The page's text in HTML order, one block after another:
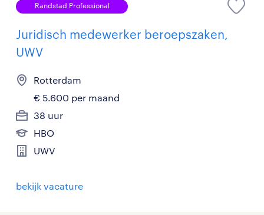
Randstad Professional
Juridisch medewerker beroepszaken,
UWV
Rotterdam
€ 5.600 per maand
38 uur
HBO
UWV
bekijk vacature